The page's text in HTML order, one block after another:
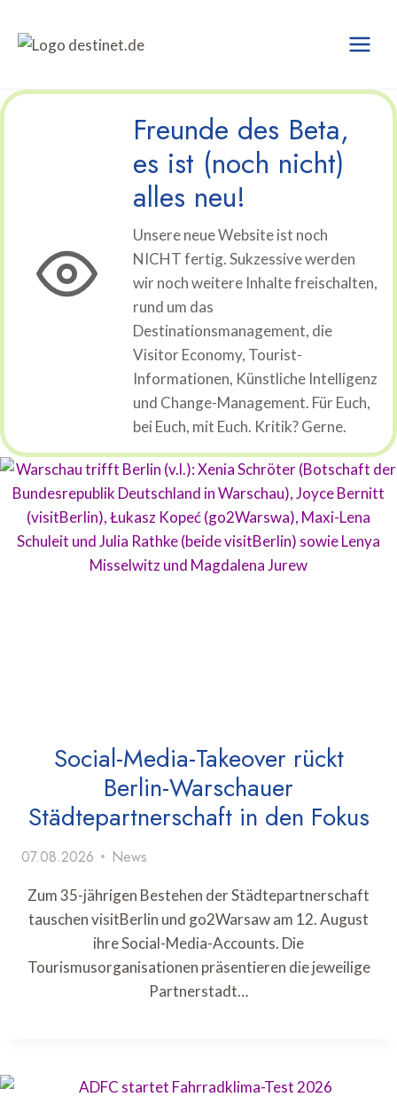
Inhalt
springen
Freunde des Beta,
es ist (noch nicht)
alles neu!
Unsere neue Website ist noch
NICHT fertig. Sukzessive werden
wir noch weitere Inhalte freischalten,
rund um das
Destinationsmanagement, die
Visitor Economy, Tourist-
Informationen, Künstliche Intelligenz
und Change-Management. Für Euch,
bei Euch, mit Euch. Kritik? Gerne.
Social-Media-Takeover rückt
Berlin-Warschauer
Städtepartnerschaft in den Fokus
07.08.2026 News
Zum 35-jährigen Bestehen der Städtepartnerschaft
tauschen visitBerlin und go2Warsaw am 12. August
ihre Social-Media-Accounts. Die
Tourismusorganisationen präsentieren die jeweilige
Partnerstadt…